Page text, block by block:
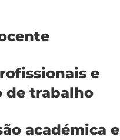
e
de trabalho
académica e